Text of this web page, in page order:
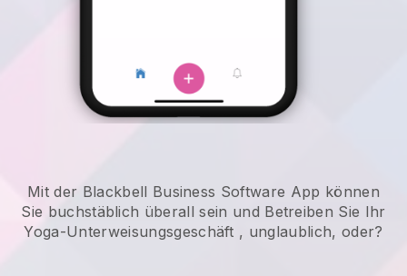
Mit der Blackbell Business Software App können
Sie buchstäblich überall sein und Betreiben Sie Ihr
Yoga-Unterweisungsgeschäft , unglaublich, oder?